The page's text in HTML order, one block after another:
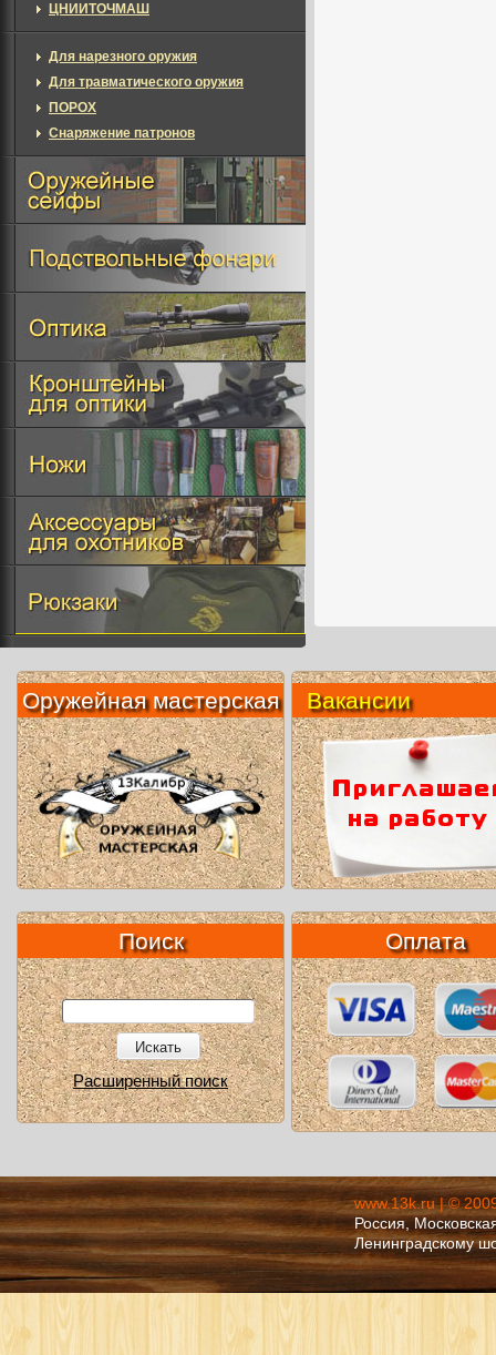
ЦНИИТОЧМАШ
Для нарезного оружия
Для травматического оружия
ПОРОХ
Снаряжение патронов
Оружейная мастерскаяВакансии
Поиск
Искать
Расширенный поиск
Оплата
www.13k.ru | ©
Россия,
Ленинградскому